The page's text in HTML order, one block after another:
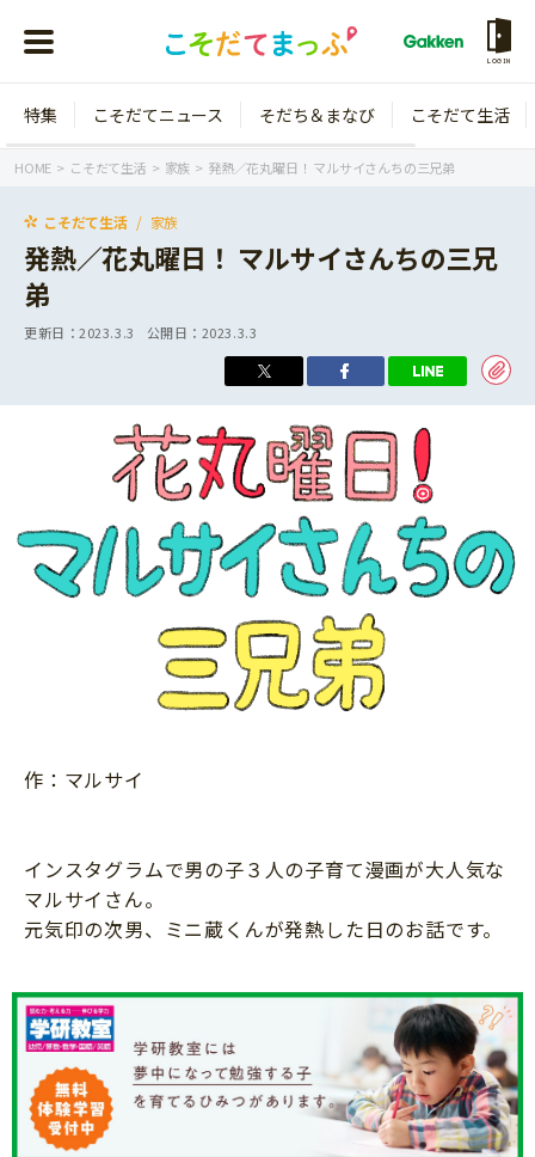
LOGIN
1歳
年中
年長
小学1年生
小学2年生
小学3年生
小学4年生
小学5年生
小学6年生
こそだてニュース
イベント
ニュース
そだち＆まなび
ワーク・ドリル
科学・プログラミング
絵本・読み聞かせ
読書感想文
本・読書
英語
習い事
知育
こそだて生活
ファッション・美容
行事・イベント
おでかけ
家族
マネー
こそだてマンガ
特集 こそだてニュース そだち＆まなび こそだて生活
HOME こそだて生活 家族 発熱／花丸曜日！ マルサイさんちの三兄弟
こそだて生活 家族
発熱／花丸曜日！ マルサイさんちの三兄
弟
更新日：2023.3.3 公開日： 2023.3.3
作：マルサイ
インスタグラムで男の子３人の子育て漫画が大人気な
マルサイさん。
元気印の次男、ミニ蔵くんが発熱した日のお話です。